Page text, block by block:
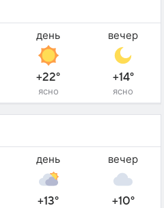
день
+22°
ясно
вечер
+14°
ясно
день
+13°
вечер
+10°